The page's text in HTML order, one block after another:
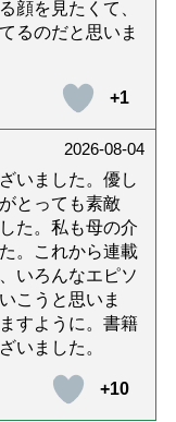
顔を見たくて、
るのだと思いま
+1
2026-08-04
いました。優し
とっても素敵
た。私も母の介
。これから連載
いろんなエピソ
こうと思いま
すように。書籍
いました。
+10